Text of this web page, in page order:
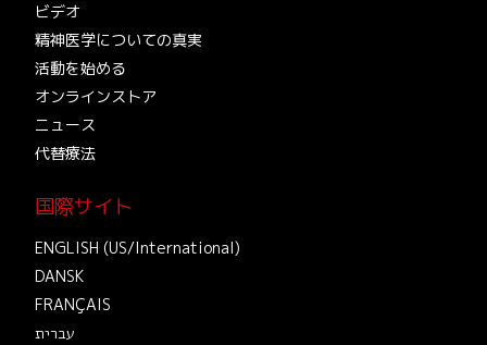
ビデオ
精神医学についての真実
活動を始める
オンラインストア
ニュース
代替療法
国際サイト
ENGLISH (US/International)
DANSK
FRANÇAIS
עברית